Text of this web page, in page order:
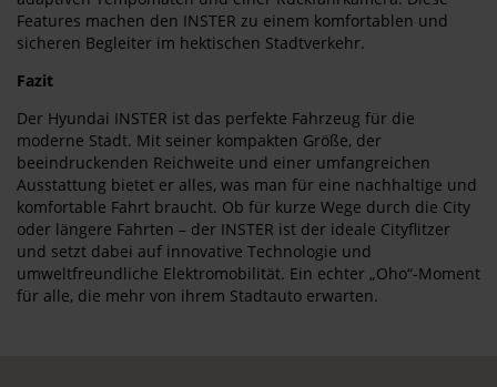
Features machen den INSTER zu einem komfortablen und
sicheren Begleiter im hektischen Stadtverkehr.
Fazit
Der Hyundai INSTER ist das perfekte Fahrzeug für die
moderne Stadt. Mit seiner kompakten Größe, der
beeindruckenden Reichweite und einer umfangreichen
Ausstattung bietet er alles, was man für eine nachhaltige und
komfortable Fahrt braucht. Ob für kurze Wege durch die City
oder längere Fahrten – der INSTER ist der ideale Cityflitzer
und setzt dabei auf innovative Technologie und
umweltfreundliche Elektromobilität. Ein echter „Oho“-Moment
für alle, die mehr von ihrem Stadtauto erwarten.